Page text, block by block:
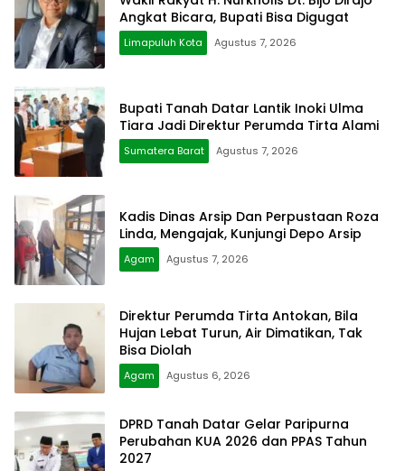
Angkat Bicara, Bupati Bisa Digugat
Limapuluh Kota Agustus 7, 2026
Bupati Tanah Datar Lantik Inoki Ulma
Tiara Jadi Direktur Perumda Tirta Alami
Sumatera Barat Agustus 7, 2026
Kadis Dinas Arsip Dan Perpustaan Roza
Linda, Mengajak, Kunjungi Depo Arsip
Agam Agustus 7, 2026
Direktur Perumda Tirta Antokan, Bila
Hujan Lebat Turun, Air Dimatikan, Tak
Bisa Diolah
Agam Agustus 6, 2026
DPRD Tanah Datar Gelar Paripurna
Perubahan KUA 2026 dan PPAS Tahun
2027